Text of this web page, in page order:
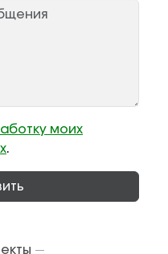
моих
.
—